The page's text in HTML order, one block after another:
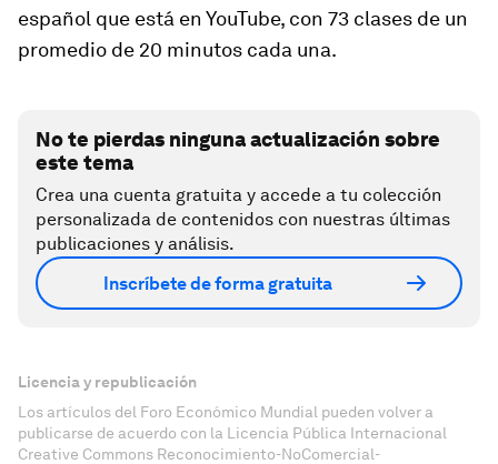
español que está en YouTube, con 73 clases de un
promedio de 20 minutos cada una.
No te pierdas ninguna actualización sobre
este tema
Crea una cuenta gratuita y accede a tu colección
personalizada de contenidos con nuestras últimas
publicaciones y análisis.
Inscríbete de forma gratuita
Licencia y republicación
Los artículos del Foro Económico Mundial pueden volver a
publicarse de acuerdo con la Licencia Pública Internacional
Creative Commons Reconocimiento-NoComercial-